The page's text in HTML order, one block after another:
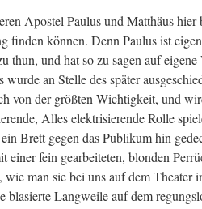
Apostel Paulus und Matthäus
finden können. Denn Paulus ist
thun, und hat so zu sagen auf
wurde an Stelle des später
von der größten Wichtigkeit, und
Alles elektrisierende Rolle
Brett gegen das Publikum hin
einer fein gearbeiteten, blonden
man sie bei uns auf dem Theater
blasierte Langweile auf dem